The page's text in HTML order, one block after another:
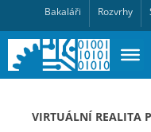
Bakaláři Rozvrhy
VIRTUÁLNÍ REALITA